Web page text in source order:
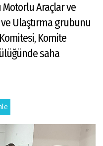
Foto
Gizlilik
İlkeleri
Motorlu Araçlar ve
Ulaştırma grubunu
Komite
saha